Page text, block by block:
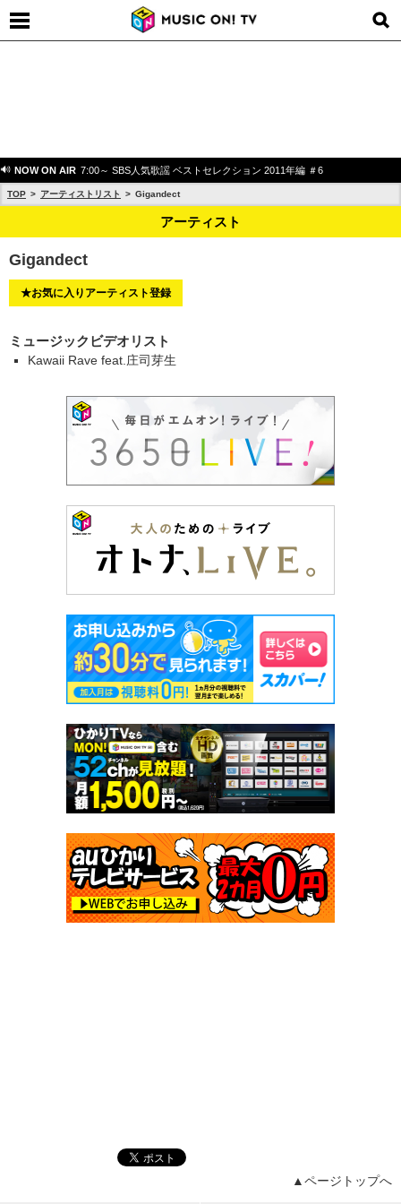
NOW ON AIR 7:00～ SBS人気歌謡 ベストセレクション 2011年編 ＃6
TOP アーティストリスト Gigandect
アーティスト
Gigandect
★お気に入りアーティスト登録
ミュージックビデオリスト
Kawaii Rave feat.庄司芽生
▲ページトップへ